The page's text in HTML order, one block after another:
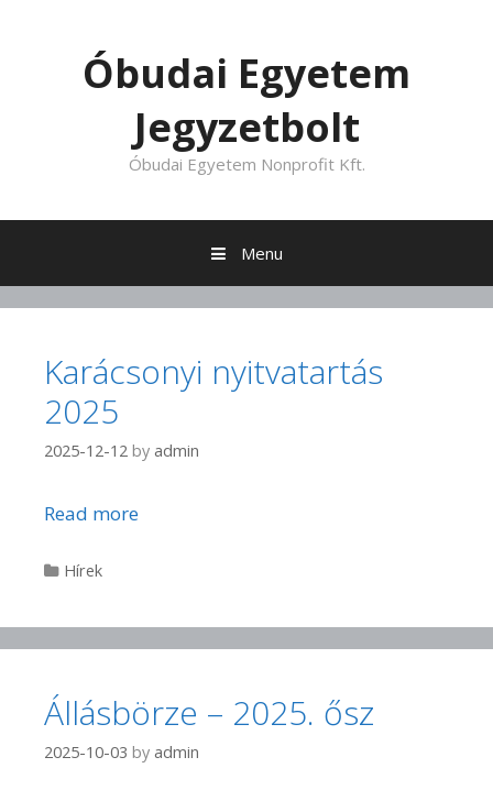
Óbudai Egyetem
Jegyzetbolt
Óbudai Egyetem Nonprofit Kft.
Menu
Karácsonyi nyitvatartás
2025
2025-12-12 by admin
Read more
Categories
Hírek
Állásbörze – 2025. ősz
2025-10-03 by admin